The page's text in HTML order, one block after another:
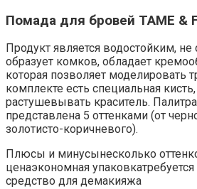
Помада для бровей TAME &
Продукт является водостойким, не
образует комков, обладает
которая позволяет моделировать
комплекте есть специальная
растушевывать краситель.
представлена 5 оттенками (от
золотисто-коричневого).
Плюсы и минусынесколько
ценаэкономная
средство для демакияжа